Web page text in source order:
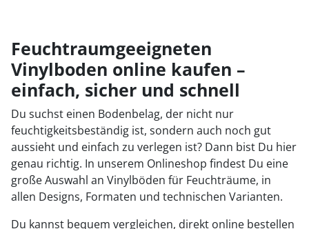
Feuchtraumgeeigneten
Vinylboden online kaufen –
einfach, sicher und schnell
Du suchst einen Bodenbelag, der nicht nur
feuchtigkeitsbeständig ist, sondern auch noch gut
aussieht und einfach zu verlegen ist? Dann bist Du hier
genau richtig. In unserem Onlineshop findest Du eine
große Auswahl an Vinylböden für Feuchträume, in
allen Designs, Formaten und technischen Varianten.
Du kannst bequem vergleichen, direkt online bestellen